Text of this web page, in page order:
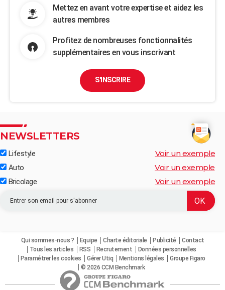
Mettez en avant votre expertise et aidez les
autres membres
Profitez de nombreuses fonctionnalités
supplémentaires en vous inscrivant
S'INSCRIRE
NEWSLETTERS
Lifestyle Voir un exemple
Auto Voir un exemple
Bricolage Voir un exemple
Qui sommes-nous ? Equipe Charte éditoriale Publicité
Contact
Tous les articles
RSS Recrutement
Données personnelles
Paramétrer les cookies
Gérer Utiq Mentions légales
Groupe Figaro
© 2026 CCM Benchmark